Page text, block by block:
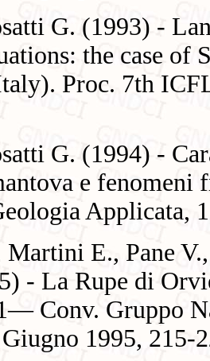
G. (1993) -
the case of
Proc. 7th
G. (1994) -
e fenomeni
Applicata,
Martini E., Pane
- La Rupe di
Conv. Gruppo
1995, 215-